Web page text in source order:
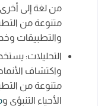
من لغة إلى
متنوعة من
والتطبيقات
التحليلات:
واكتشاف
متنوعة من
الأحياء التنبؤي و